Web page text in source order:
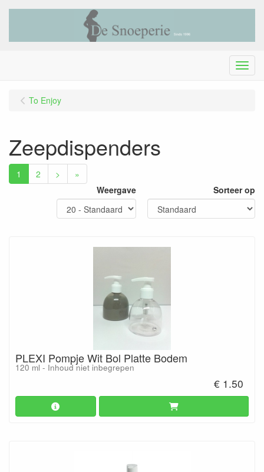
Menu
To Enjoy
Zeepdispenders
1 2 >
»
Weergave
Sorteer op
PLEXI Pompje Wit Bol Platte Bodem
120 ml - Inhoud niet inbegrepen
€ 1.50